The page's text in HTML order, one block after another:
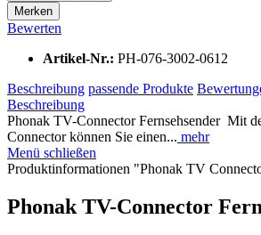
Merken
Bewerten
Artikel-Nr.: PH-076-3002-0612
Beschreibung passende Produkte
Beschreibung
Phonak TV-Connector Fernsehsender Mit
Connector können Sie einen... mehr
Menü schließen
Produktinformationen "Phonak TV
Phonak TV-Connector